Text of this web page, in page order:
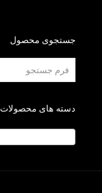
جستجوی محصول
دسته های محصولات